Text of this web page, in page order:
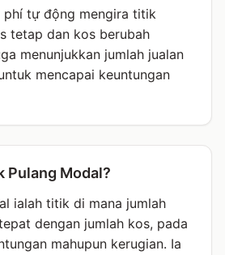
phí tự động mengira titik
tetap dan kos berubah
menunjukkan jumlah jualan
mencapai keuntungan
Pulang Modal?
ialah titik di mana jumlah
dengan jumlah kos, pada
mahupun kerugian. Ia